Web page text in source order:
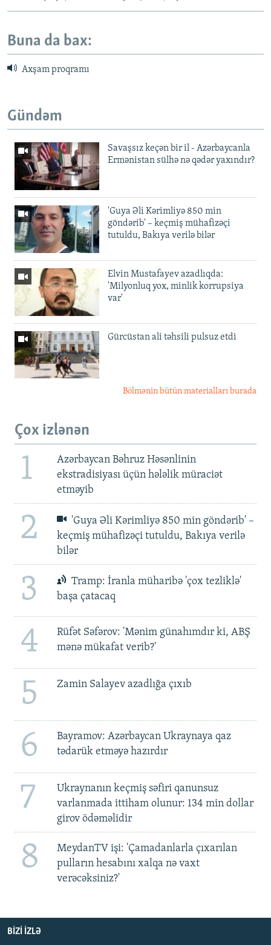
Buna da bax:
Axşam proqramı
Gündəm
Savaşsız keçən bir il - Azərbaycanla
Ermənistan sülhə nə qədər yaxındır?
'Guya Əli Kərimliyə 850 min
göndərib' – keçmiş mühafizəçi
tutuldu, Bakıya verilə bilər
Elvin Mustafayev azadlıqda:
'Milyonluq yox, minlik korrupsiya
var'
Gürcüstan ali təhsili pulsuz etdi
Bölmənin bütün materialları burada
Çox izlənən
1
Azərbaycan Bəhruz Həsənlinin
ekstradisiyası üçün hələlik müraciət
etməyib
2
'Guya Əli Kərimliyə 850 min göndərib' –
keçmiş mühafizəçi tutuldu, Bakıya verilə
bilər
3
Tramp: İranla müharibə 'çox tezliklə'
başa çatacaq
4
Rüfət Səfərov: 'Mənim günahımdır ki, ABŞ
mənə mükafat verib?'
5 Zamin Salayev azadlığa çıxıb
6
Bayramov: Azərbaycan Ukraynaya qaz
tədarük etməyə hazırdır
7
Ukraynanın keçmiş səfiri qanunsuz
varlanmada ittiham olunur: 134 min dollar
girov ödəməlidir
8
MeydanTV işi: 'Çamadanlarla çıxarılan
pulların hesabını xalqa nə vaxt
verəcəksiniz?'
BIZI IZLƏ